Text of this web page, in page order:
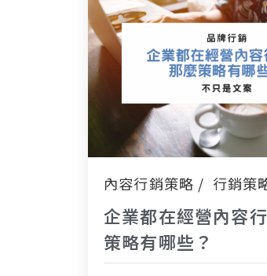
內容行銷策略 行銷策
企業都在經營內容
策略有哪些？